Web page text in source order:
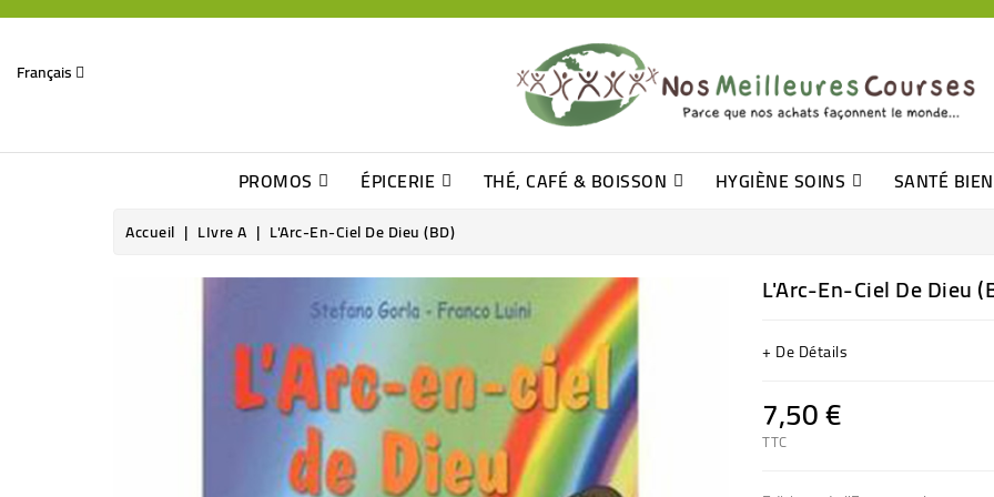
Français
PROMOS ÉPICERIE THÉ, CAFÉ & BOISSON HYGIÈNE SOINS SANTÉ
Accueil LIvre A L'Arc-En-Ciel De Dieu (BD)
L'Arc-En-Ciel De Dieu
+ De Détails
7,50 €
TTC